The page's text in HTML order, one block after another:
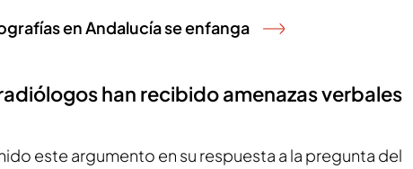
en Andalucía se enfanga
han recibido amenazas verbales
este argumento en su respuesta a la pregunta del